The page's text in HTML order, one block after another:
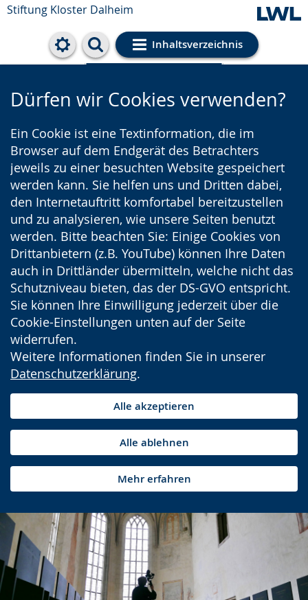
Stiftung Kloster Dalheim
Inhaltsverzeichnis
Cookie-Einstellungen
Dürfen wir Cookies verwenden?
Ein Cookie ist eine Textinformation, die im
Browser auf dem Endgerät des Betrachters
jeweils zu einer besuchten Website gespeichert
werden kann. Sie helfen uns und Dritten dabei,
den Internetauftritt komfortabel bereitzustellen
und zu analysieren, wie unsere Seiten benutzt
werden. Bitte beachten Sie: Einige Cookies von
Drittanbietern (z.B. YouTube) können Ihre Daten
auch in Drittländer übermitteln, welche nicht das
Schutzniveau bieten, das der DS-GVO entspricht.
Sie können Ihre Einwilligung jederzeit über die
Cookie-Einstellungen unten auf der Seite
widerrufen.
Weitere Informationen finden Sie in unserer
Datenschutzerklärung.
Alle akzeptieren
Alle ablehnen
Mehr erfahren